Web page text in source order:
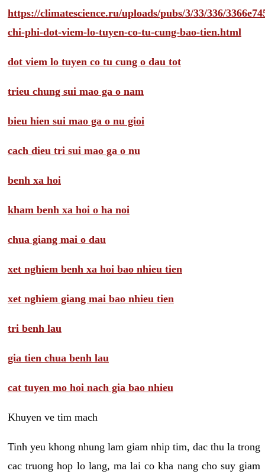
https://climatescience.ru/uploads/pubs/3/33/336/
chi-phi-dot-viem-lo-tuyen-co-tu-cung-bao-tien.html
dot viem lo tuyen co tu cung o dau tot
trieu chung sui mao ga o nam
bieu hien sui mao ga o nu gioi
cach dieu tri sui mao ga o nu
benh xa hoi
kham benh xa hoi o ha noi
chua giang mai o dau
xet nghiem benh xa hoi bao nhieu tien
xet nghiem giang mai bao nhieu tien
tri benh lau
gia tien chua benh lau
cat tuyen mo hoi nach gia bao nhieu
Khuyen ve tim mach
Tinh yeu khong nhung lam giam nhip tim, dac thu la trong
cac truong hop lo lang, ma lai co kha nang cho suy giam